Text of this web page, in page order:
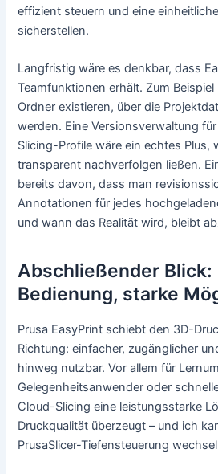
effizient steuern und eine
sicherstellen.
Langfristig wäre es denkbar, dass
Teamfunktionen erhält. Zum
Ordner existieren, über die
werden. Eine Versionsverwaltung
Slicing-Profile wäre ein echtes Plus,
transparent nachverfolgen ließen.
bereits davon, dass man
Annotationen für jedes
und wann das Realität wird, bleibt
Abschließender Blick:
Bedienung, starke
Prusa EasyPrint schiebt den 3D-
Richtung: einfacher, zugänglicher
hinweg nutzbar. Vor allem für
Gelegenheitsanwender oder
Cloud-Slicing eine leistungsstarke
Druckqualität überzeugt – und ich
PrusaSlicer-Tiefensteuerung